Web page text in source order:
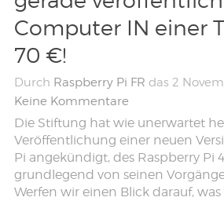
Computer IN einer
70 €!
Durch Raspberry Pi FR das 2
Keine Kommentare
Die Stiftung hat wie unerwartet
Veröffentlichung einer neuen
Pi angekündigt, des Raspberry Pi
grundlegend von seinen
Werfen wir einen Blick darauf, was